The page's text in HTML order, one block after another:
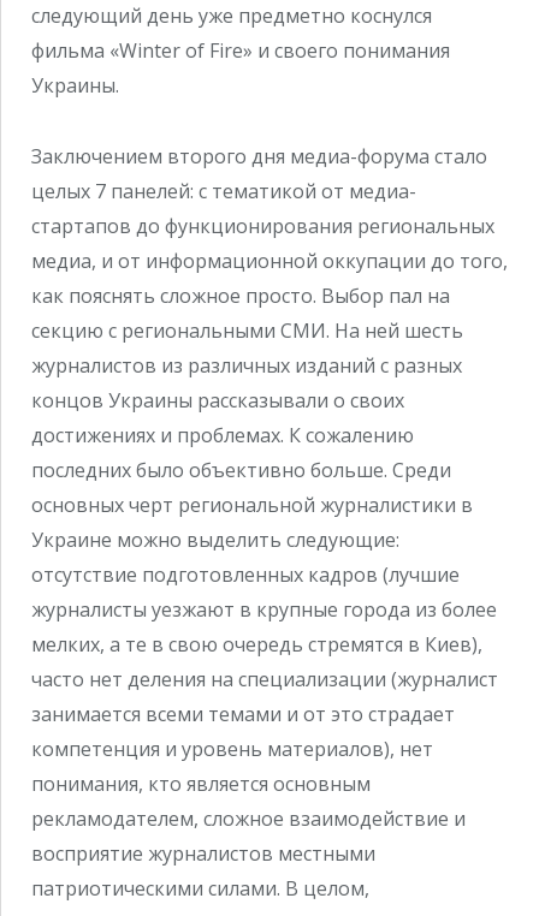
следующий день уже предметно коснулся
фильма «Winter of Fire» и своего понимания
Украины.
Заключением второго дня медиа-форума стало
целых 7 панелей: с тематикой от медиа-
стартапов до функционирования региональных
медиа, и от информационной оккупации до того,
как пояснять сложное просто. Выбор пал на
секцию с региональными СМИ. На ней шесть
журналистов из различных изданий с разных
концов Украины рассказывали о своих
достижениях и проблемах. К сожалению
последних было объективно больше. Среди
основных черт региональной журналистики в
Украине можно выделить следующие:
отсутствие подготовленных кадров (лучшие
журналисты уезжают в крупные города из более
мелких, а те в свою очередь стремятся в Киев),
часто нет деления на специализации (журналист
занимается всеми темами и от это страдает
компетенция и уровень материалов), нет
понимания, кто является основным
рекламодателем, сложное взаимодействие и
восприятие журналистов местными
патриотическими силами. В целом,